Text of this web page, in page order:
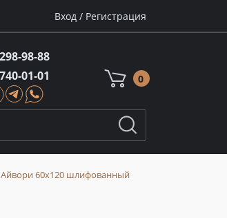
Вход / Регистрация
98-88
01-01
0
Айвори 60x120 шлифованный